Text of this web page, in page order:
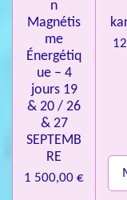
n
Magnétis
me
Énergétiq
ue – 4
jours 19
& 20 / 26
& 27
SEPTEMB
RE
1 500,00 €